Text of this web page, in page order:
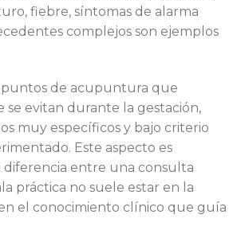
fiebre, síntomas de alarma
complejos son ejemplos
puntos de acupuntura que
se evitan durante la gestación,
muy específicos y bajo criterio
Este aspecto es
entre una consulta
práctica no suele estar en la
el conocimiento clínico que guía